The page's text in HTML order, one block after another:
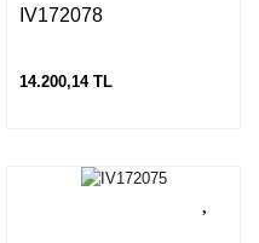
IV172078
14.200,14 TL